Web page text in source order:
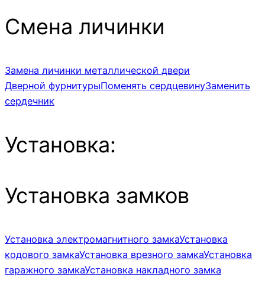
Смена личинки
Замена личинки металлической двери
Дверной фурнитурыПоменять сердцевинуЗаменить
сердечник
Установка:
Установка замков
Установка электромагнитного замкаУстановка
кодового замкаУстановка врезного замкаУстановка
гаражного замкаУстановка накладного замка